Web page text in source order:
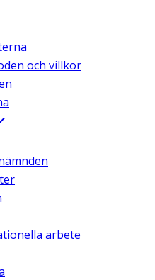
och villkor
arbete